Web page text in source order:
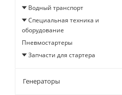
Водный транспорт
Специальная техника и
оборудование
Пневмостартеры
Запчасти для стартера
Генераторы